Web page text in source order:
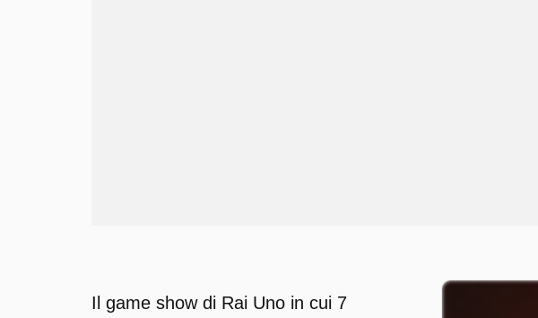
Il game show di Rai Uno in cui 7